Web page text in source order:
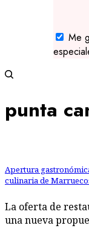
Me
punta
Apertura
culinaria de
La oferta de
una nueva